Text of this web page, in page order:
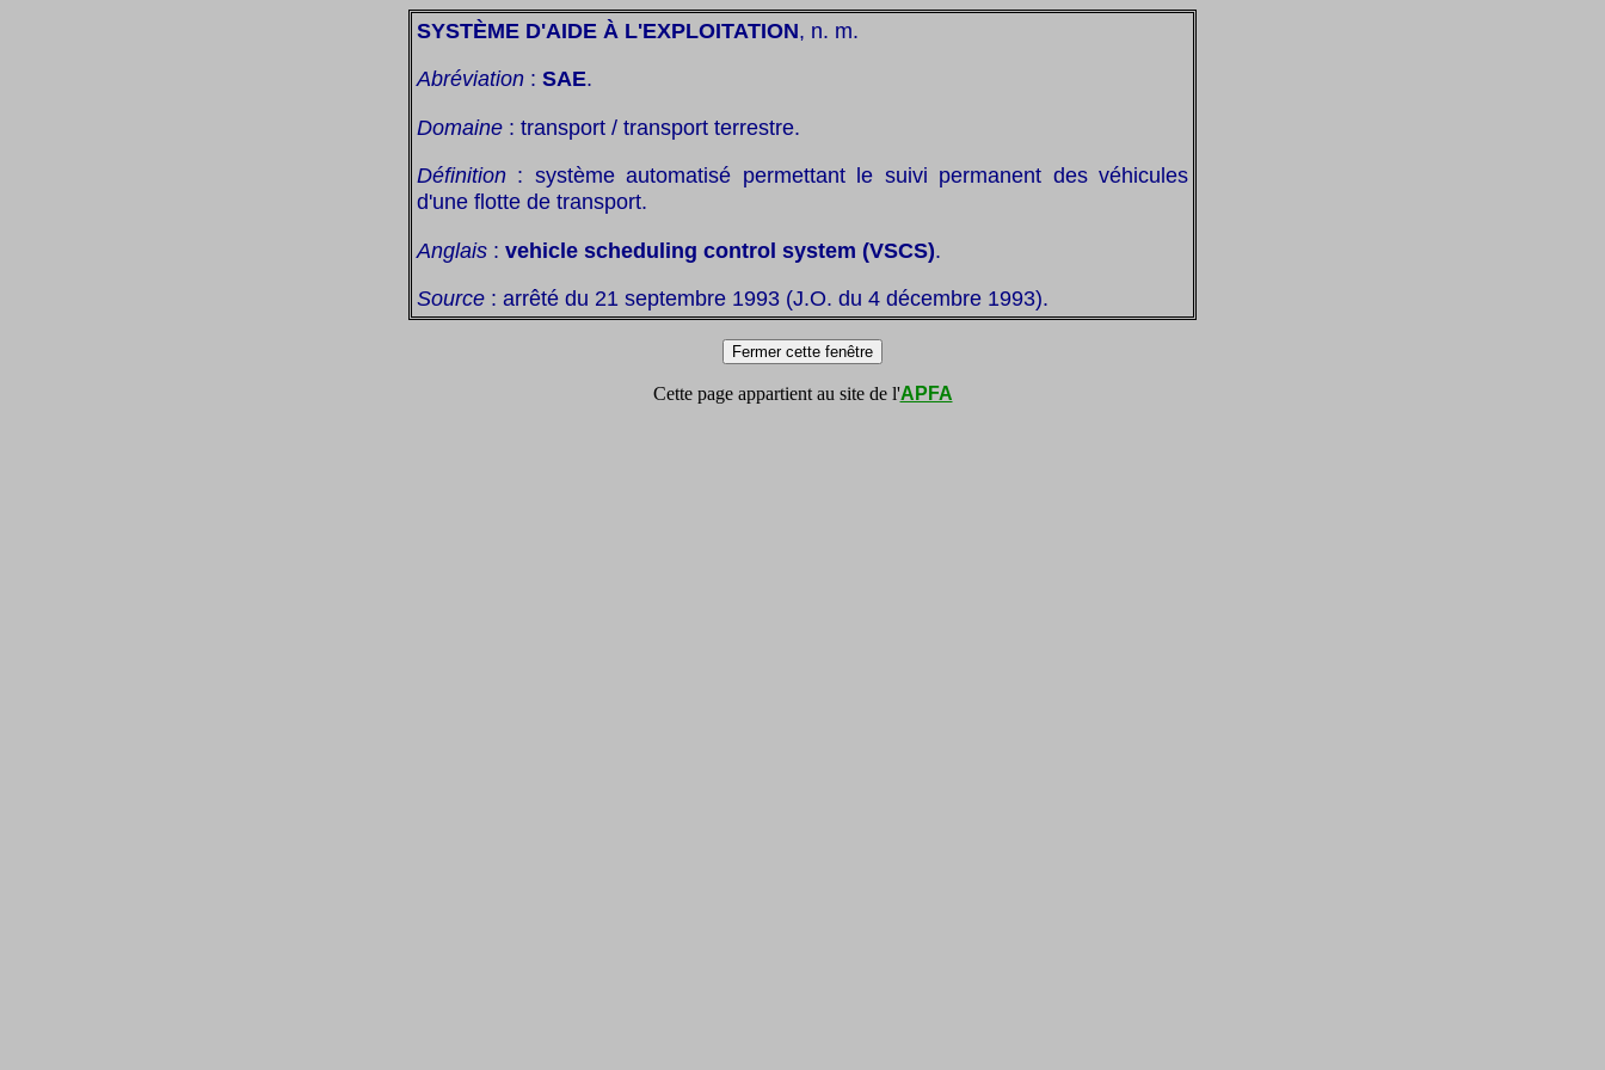
SYSTÈME D'AIDE À L'EXPLOITATION, n. m.
Abréviation : SAE.
Domaine : transport / transport terrestre.
Définition : système automatisé permettant le suivi permanent des véhicules
d'une flotte de transport.
Anglais : vehicle scheduling control system (VSCS).
Source : arrêté du 21 septembre 1993 (J.O. du 4 décembre 1993).
Cette page appartient au site de l'APFA